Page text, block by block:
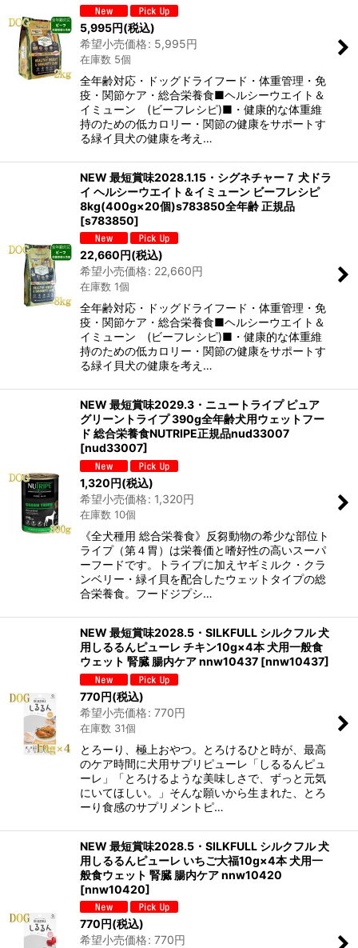
5,995円(税込)
希望小売価格: 5,995円
在庫数 5個
全年齢対応・ドッグドライフード・体重管理・免
疫・関節ケア・総合栄養食■ヘルシーウエイト＆
イミューン (ビーフレシピ)■・健康的な体重維
持のための低カロリー・関節の健康をサポートす
る緑イ貝犬の健康を考え…
NEW 最短賞味2028.1.15・シグネチャー７ 犬ドラ
イ ヘルシーウエイト＆イミューン ビーフレシピ
8kg(400g×20個)s783850全年齢 正規品
[s783850]
22,660円(税込)
希望小売価格: 22,660円
在庫数 1個
全年齢対応・ドッグドライフード・体重管理・免
疫・関節ケア・総合栄養食■ヘルシーウエイト＆
イミューン (ビーフレシピ)■・健康的な体重維
持のための低カロリー・関節の健康をサポートす
る緑イ貝犬の健康を考え…
NEW 最短賞味2029.3・ニュートライプ ピュア
グリーントライプ 390g全年齢犬用ウェットフー
ド 総合栄養食NUTRIPE正規品nud33007
[nud33007]
1,320円(税込)
希望小売価格: 1,320円
在庫数 10個
《全犬種用 総合栄養食》反芻動物の希少な部位ト
ライプ（第４胃）は栄養価と嗜好性の高いスーパ
ーフードです。トライプに加えヤギミルク・クラ
ンベリー・緑イ貝を配合したウェットタイプの総
合栄養食。フードジプシ…
NEW 最短賞味2028.5・SILKFULL シルクフル 犬
用しるるんピューレ チキン10g×4本 犬用一般食
ウェット 腎臓 腸内ケア nnw10437 [nnw10437]
770円(税込)
希望小売価格: 770円
在庫数 31個
とろーり、極上おやつ。とろけるひと時が、最高
のケア時間に犬用サプリピューレ「しるるんピュ
ーレ」「とろけるような美味しさで、ずっと元気
にいてほしい。」そんな願いから生まれた、とろ
ーり食感のサプリメントピ…
NEW 最短賞味2028.5・SILKFULL シルクフル 犬
用しるるんピューレ いちご大福10g×4本 犬用一
般食ウェット 腎臓 腸内ケア nnw10420
[nnw10420]
770円(税込)
希望小売価格: 770円